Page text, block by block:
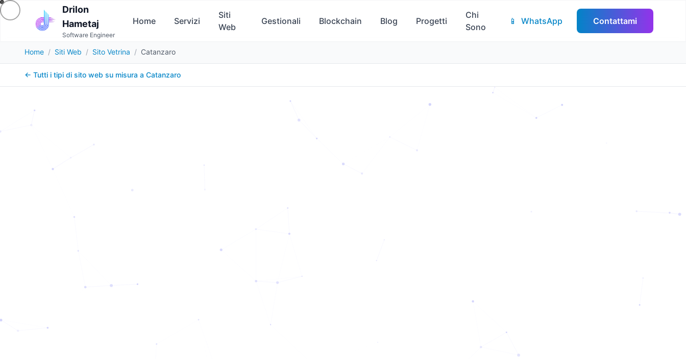
Drilon
Hametaj
Software Engineer
Home Servizi
Siti
Web
Gestionali Blockchain Blog Progetti
Chi
Sono
📱 WhatsApp Contattami
Home / Siti Web / Sito Vetrina / Catanzaro
← Tutti i tipi di sito web su misura a Catanzaro